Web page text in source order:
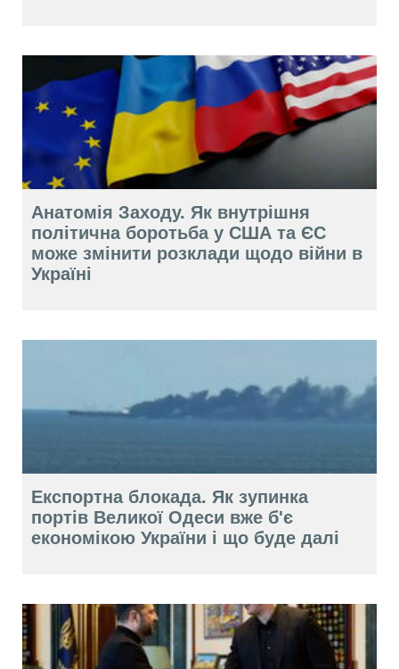
Анатомія Заходу. Як внутрішня
політична боротьба у США та ЄС
може змінити розклади щодо війни в
Україні
Експортна блокада. Як зупинка
портів Великої Одеси вже б'є
економікою України і що буде далі